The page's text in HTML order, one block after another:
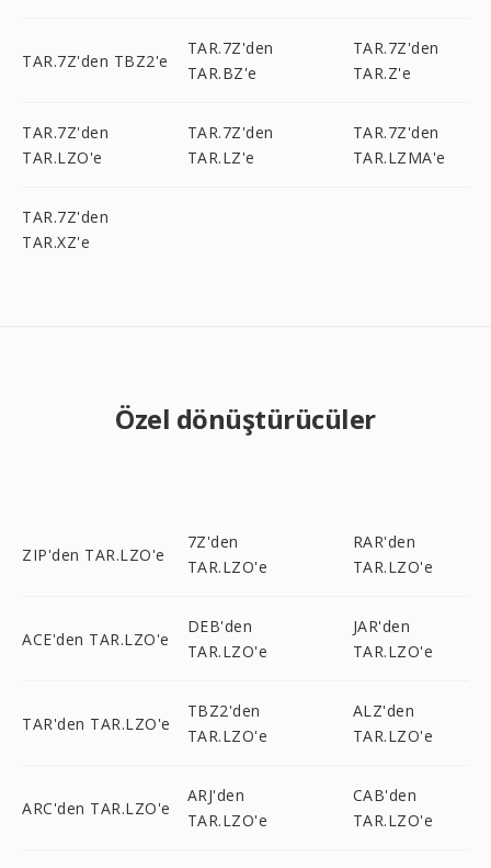
TAR.7Z'den TBZ2'e
TAR.7Z'den
TAR.BZ'e
TAR.7Z'den
TAR.Z'e
TAR.7Z'den
TAR.LZO'e
TAR.7Z'den
TAR.LZ'e
TAR.7Z'den
TAR.LZMA'e
TAR.7Z'den
TAR.XZ'e
Özel dönüştürücüler
ZIP'den TAR.LZO'e
7Z'den
TAR.LZO'e
RAR'den
TAR.LZO'e
ACE'den TAR.LZO'e
DEB'den
TAR.LZO'e
JAR'den
TAR.LZO'e
TAR'den TAR.LZO'e
TBZ2'den
TAR.LZO'e
ALZ'den
TAR.LZO'e
ARC'den TAR.LZO'e
ARJ'den
TAR.LZO'e
CAB'den
TAR.LZO'e